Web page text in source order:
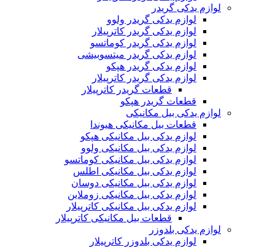
لوازم یدکی گریدر
لوازم یدکی گریدر ولوو
لوازم یدکی گریدر کاترپیلار
لوازم یدکی گریدر کوماتسو
لوازم یدکی گریدر میتسوبیشی
لوازم یدکی گریدر هپکو
لوازم یدکی گریدر کاترپیلار
قطعات گریدر کاترپیلار
قطعات گریدر هپکو
لوازم یدکی بیل مکانیکی
قطعات بیل مکانیکی هیوندا
لوازم یدکی بیل مکانیکی هپکو
لوازم یدکی بیل مکانیکی ولوو
لوازم یدکی بیل مکانیکی کوماتسو
لوازم یدکی بیل مکانیکی اطلس
لوازم یدکی بیل مکانیکی دوسان
لوازم یدکی بیل مکانیکی زوملاین
لوازم یدکی بیل مکانیکی کاترپیلار
قطعات بیل مکانیکی کاترپیلار
لوازم یدکی بلدوزر
لوازم یدکی بلدوزر کاترپیلار